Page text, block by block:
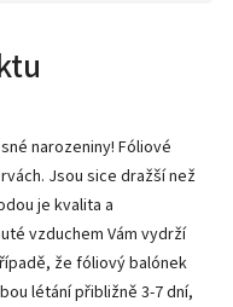
narozeniny! Fóliové
Jsou sice dražší než
je kvalita a
vzduchem Vám vydrží
že fóliový balónek
létání přibližně 3-7 dní,